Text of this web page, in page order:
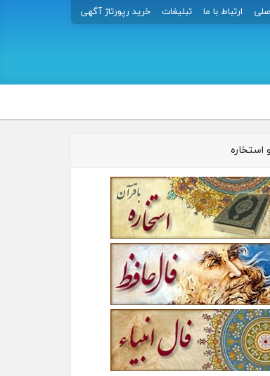
ارتباط با ما تبلیغات خرید رپورتاژ آگهی
استخاره